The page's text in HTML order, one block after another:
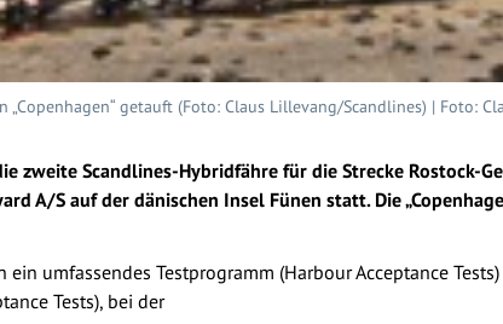
„Copenhagen“ getauft (Foto: Claus Lillevang/Scandlines) | Foto:
zweite Scandlines-Hybridfähre für die Strecke Rostock-
A/S auf der dänischen Insel Fünen statt. Die
ein umfassendes Testprogramm (Harbour Acceptance
Tests), bei der